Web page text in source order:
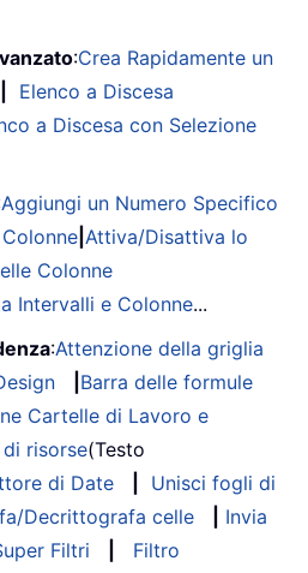
:Crea Rapidamente un
Elenco a Discesa
a Discesa con Selezione
Aggiungi un Numero Specifico
Attiva/Disattiva lo
Colonne
Intervalli e Colonne...
:Attenzione della griglia
Barra delle formule
Cartelle di Lavoro e
risorse(Testo
di Date
Unisci fogli di
Decrittografa celle
Invia
Filtri
Filtro